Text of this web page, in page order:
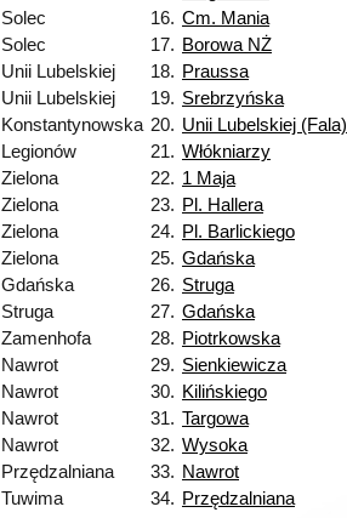
Solec
16. Cm. Mania
Solec
17. Borowa NŻ
Unii Lubelskiej
18. Praussa
Unii Lubelskiej
19. Srebrzyńska
Konstantynowska 20. Unii Lubelskiej (Fala)
Legionów
21. Włókniarzy
Zielona
22. 1 Maja
Zielona
23. Pl. Hallera
Zielona
24. Pl. Barlickiego
Zielona
25. Gdańska
Gdańska
26. Struga
Struga
27. Gdańska
Zamenhofa
28. Piotrkowska
Nawrot
29. Sienkiewicza
Nawrot
30. Kilińskiego
Nawrot
31. Targowa
Nawrot
32. Wysoka
Przędzalniana
33. Nawrot
Tuwima
34. Przędzalniana